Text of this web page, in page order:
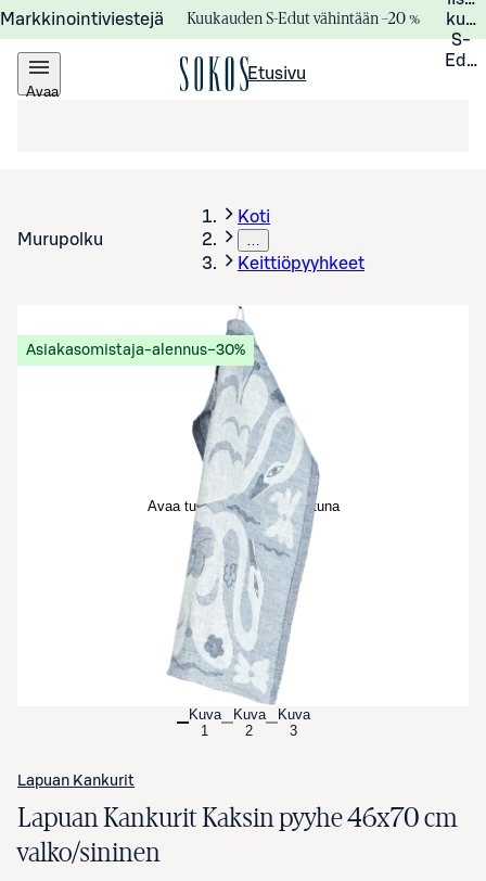
Markkinointiviestejä Kuukauden S-Edut vähintään –20 %
S-
Avaa
Etusivu
Murupolku
Koti
…
Keittiöpyyhkeet
Avaa tuotekuva suurennettuna
Asiakasomistaja-alennus−30%
Kuva
1
Kuva
2
Kuva
3
Lapuan Kankurit
Lapuan Kankurit Kaksin pyyhe 46x70 cm
valko/sininen